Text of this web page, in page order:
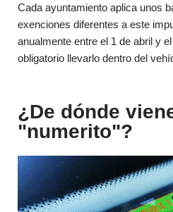
Cada ayuntamiento aplica unos
exenciones diferentes a este
anualmente entre el 1 de abril y
obligatorio llevarlo dentro del
¿De dónde
"numerito"?